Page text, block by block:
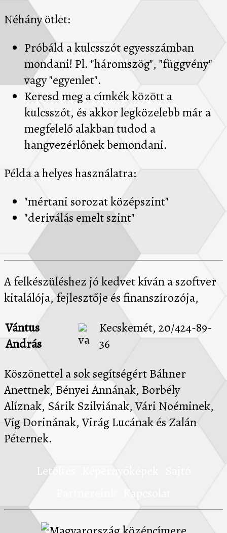
Néhány ötlet:
Próbáld a kulcsszót egyesszámban
mondani! Pl. "háromszög", "függvény"
vagy "egyenlet".
Keresd meg a címkék között a
kulcsszót, és akkor legközelebb már a
megfelelő alakban tudod a
hangvezérlőnek bemondani.
Példa a helyes használatra:
"mértani sorozat középszint"
"deriválás emelt szint"
A felkészüléshez jó kedvet kíván a szoftver
kitalálója, fejlesztője és finanszírozója,
Vántus
András
Kecskemét, 20/424-89-
36
Köszönettel a sok segítségért Báhner
Anettnek, Bényei Annának, Borbély
Alíznak, Sárik Szilviának, Vári Noéminek,
Víg Dorinának, Virág Lucának és Zalán
Péternek.
Letöltés
Képernyőképek
Kapcsolat